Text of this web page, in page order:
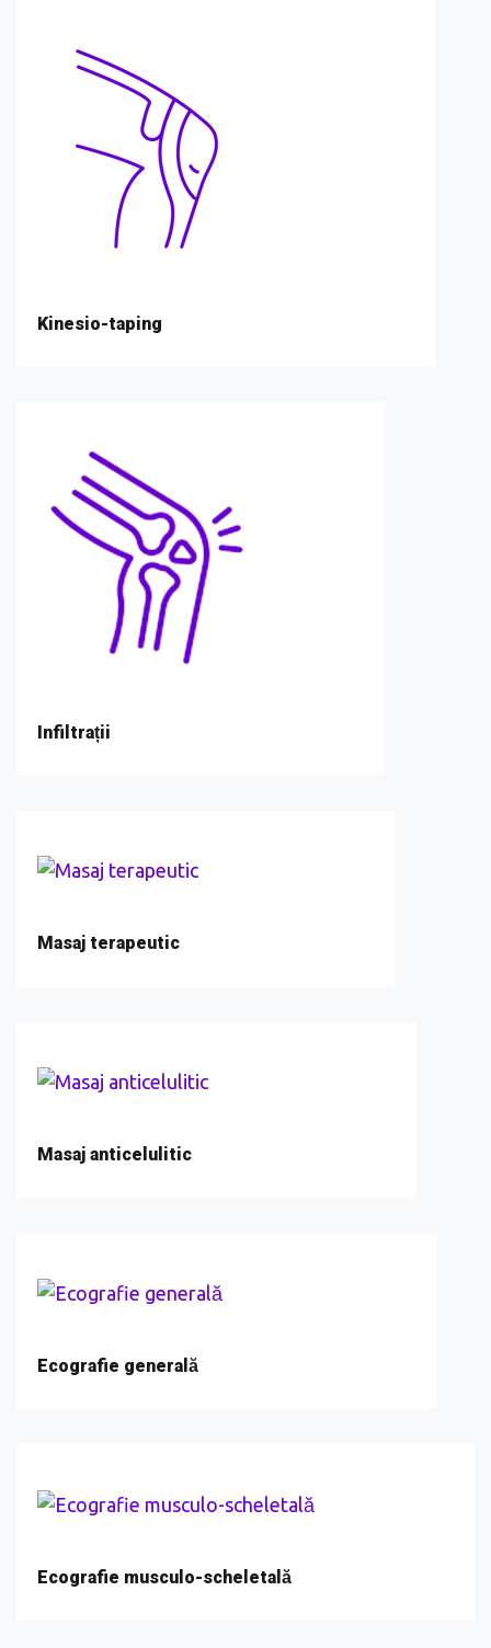
Kinesio-taping
Infiltrații
Masaj terapeutic
Masaj anticelulitic
Ecografie generală
Ecografie musculo-scheletală